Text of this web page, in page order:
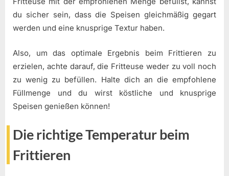
du sicher sein, dass die Speisen gleichmäßig gegart
werden und eine knusprige Textur haben.
Also, um das optimale Ergebnis beim Frittieren zu
erzielen, achte darauf, die Fritteuse weder zu voll noch
zu wenig zu befüllen. Halte dich an die empfohlene
Füllmenge und du wirst köstliche und knusprige
Speisen genießen können!
Die richtige Temperatur beim
Frittieren